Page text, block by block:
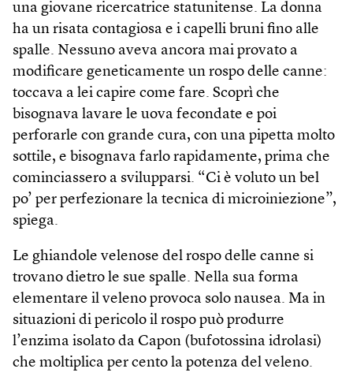
una giovane ricercatrice statunitense. La donna
ha un risata contagiosa e i capelli bruni fino alle
spalle. Nessuno aveva ancora mai provato a
modificare geneticamente un rospo delle canne:
toccava a lei capire come fare. Scoprì che
bisognava lavare le uova fecondate e poi
perforarle con grande cura, con una pipetta molto
sottile, e bisognava farlo rapidamente, prima che
cominciassero a svilupparsi. “Ci è voluto un bel
po’ per perfezionare la tecnica di microiniezione”,
spiega.
Le ghiandole velenose del rospo delle canne si
trovano dietro le sue spalle. Nella sua forma
elementare il veleno provoca solo nausea. Ma in
situazioni di pericolo il rospo può produrre
l’enzima isolato da Capon (bufotossina idrolasi)
che moltiplica per cento la potenza del veleno.